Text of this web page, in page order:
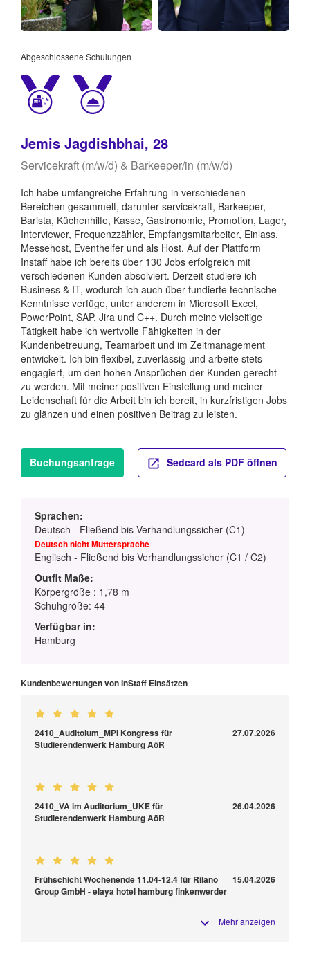
Abgeschlossene Schulungen
Jemis Jagdishbhai, 28
Servicekraft (m/w/d) & Barkeeper/in (m/w/d)
Ich habe umfangreiche Erfahrung in verschiedenen
Bereichen gesammelt, darunter servicekraft, Barkeeper,
Barista, Küchenhilfe, Kasse, Gastronomie, Promotion, Lager,
Interviewer, Frequenzzähler, Empfangsmitarbeiter, Einlass,
Messehost, Eventhelfer und als Host. Auf der Plattform
Instaff habe ich bereits über 130 Jobs erfolgreich mit
verschiedenen Kunden absolviert. Derzeit studiere ich
Business & IT, wodurch ich auch über fundierte technische
Kenntnisse verfüge, unter anderem in Microsoft Excel,
PowerPoint, SAP, Jira und C++. Durch meine vielseitige
Tätigkeit habe ich wertvolle Fähigkeiten in der
Kundenbetreuung, Teamarbeit und im Zeitmanagement
entwickelt. Ich bin flexibel, zuverlässig und arbeite stets
engagiert, um den hohen Ansprüchen der Kunden gerecht
zu werden. Mit meiner positiven Einstellung und meiner
Leidenschaft für die Arbeit bin ich bereit, in kurzfristigen Jobs
zu glänzen und einen positiven Beitrag zu leisten.
Buchungsanfrage Sedcard als PDF öffnen
Sprachen:
Deutsch - Fließend bis Verhandlungssicher (C1)
Deutsch nicht Muttersprache
Englisch - Fließend bis Verhandlungssicher (C1 / C2)
Outfit Maße:
Körpergröße : 1,78 m
Schuhgröße: 44
Verfügbar in:
Hamburg
Kundenbewertungen von InStaff Einsätzen
2410_Auditoium_MPI Kongress für
Studierendenwerk Hamburg AöR
27.07.2026
2410_VA im Auditorium_UKE für
Studierendenwerk Hamburg AöR
26.04.2026
Frühschicht Wochenende 11.04-12.4 für Rilano
Group GmbH - elaya hotel hamburg finkenwerder
15.04.2026
Mehr anzeigen